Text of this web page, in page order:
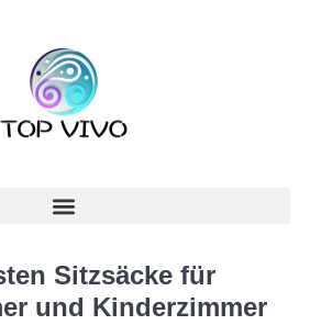
Sitzsäcke für
und Kinderzimmer